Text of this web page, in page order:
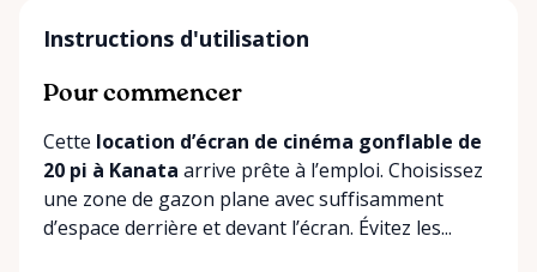
Instructions d'utilisation
Pour commencer
Cette location d’écran de cinéma gonflable de
20 pi à Kanata arrive prête à l’emploi. Choisissez
une zone de gazon plane avec suffisamment
d’espace derrière et devant l’écran. Évitez les...